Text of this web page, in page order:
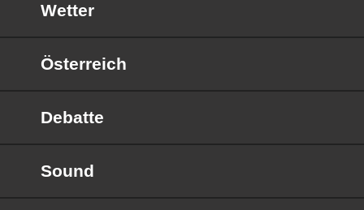
Wetter
Österreich
Debatte
Sound